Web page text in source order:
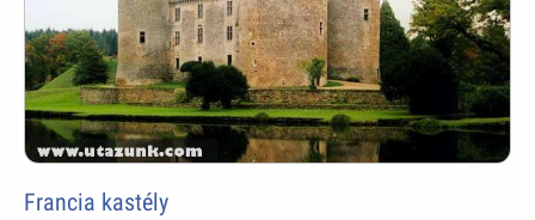
Francia kastély